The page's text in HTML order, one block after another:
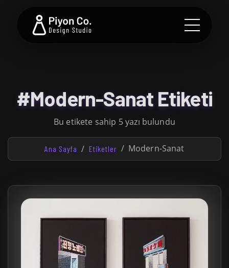
#Modern-Sanat Etiketi
Bu etikete sahip 5 yazı bulundu
Ana Sayfa Etiketler Modern-Sanat